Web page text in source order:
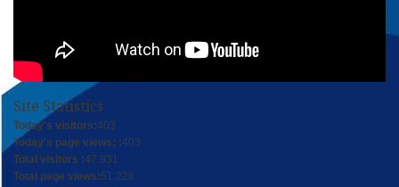
Site Statistics
Today's visitors:403
Today's page views: :403
Total visitors :47,931
Total page views:51,228